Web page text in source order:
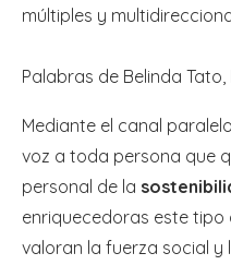
múltiples y
Palabras de Belinda
Mediante el canal paralelo
voz a toda persona que
personal de la
enriquecedoras este tipo
valoran la fuerza social